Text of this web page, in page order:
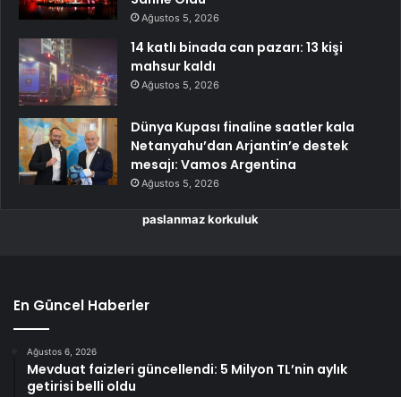
Ağustos 5, 2026
14 katlı binada can pazarı: 13 kişi
mahsur kaldı
Ağustos 5, 2026
Dünya Kupası finaline saatler kala
Netanyahu’dan Arjantin’e destek
mesajı: Vamos Argentina
Ağustos 5, 2026
paslanmaz korkuluk
En Güncel Haberler
Ağustos 6, 2026
Mevduat faizleri güncellendi: 5 Milyon TL’nin aylık
getirisi belli oldu